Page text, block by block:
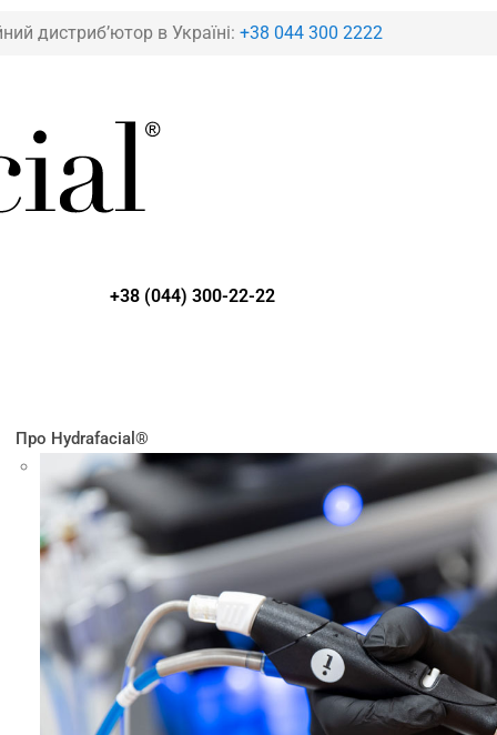
дистриб’ютор в Україні: +38 044 300 2222
+38 (044) 300-22-22
Про Hydrafacial®